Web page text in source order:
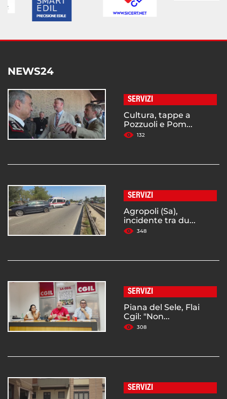
NEWS24
SERVIZI
Cultura, tappe a
Pozzuoli e Pom...
132
SERVIZI
Agropoli (Sa),
incidente tra du...
348
SERVIZI
Piana del Sele, Flai
Cgil: "Non...
308
SERVIZI